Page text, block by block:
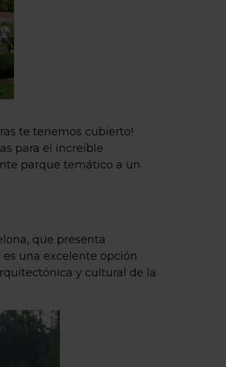
te tenemos cubierto!
para el increíble
parque temático a un
que presenta
una excelente opción
y cultural de la